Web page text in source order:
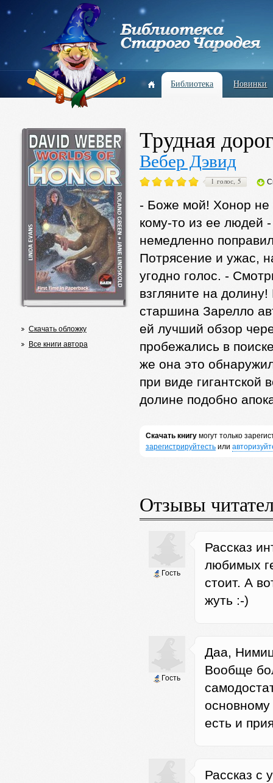
Библиотека Новинки
Скачать обложку
Все книги автора
Трудная
Вебер Дэвид
1 голос, 5
- Боже мой! Хонор не
кому-то из ее людей
немедленно
Потрясение и ужас,
угодно голос. -
взгляните на
старшина Зарелло
ей лучший обзор
пробежались в
же она это
при виде гигантской
долине подобно
Скачать книгумогут только
зарегистрируйтестьили
Отзывы
Гость
Рассказ
любимых
стоит. А
жуть :-)
Гость
Даа,
Вообще
основному
есть и
Рассказ с